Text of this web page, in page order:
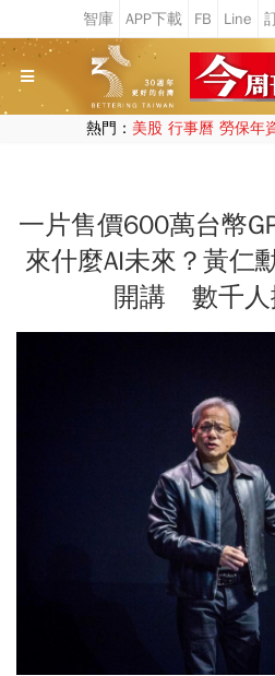
熱門： 美股 行事曆 勞保年
一片售價600萬台幣
來什麼AI未來？黃仁
開講 數千人